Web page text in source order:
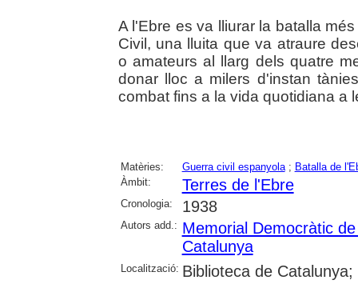
A l'Ebre es va lliurar la batalla
Civil, una lluita que va atraure
o amateurs al llarg dels quatre
donar lloc a milers d'instan
combat fins a la vida quotidiana a
Matèries: Guerra civil espanyola; Batalla de
Àmbit:
Terres de l'Ebre
Cronologia: 1938
Autors add.: Memorial Democràtic
Catalunya
Localització: Biblioteca de